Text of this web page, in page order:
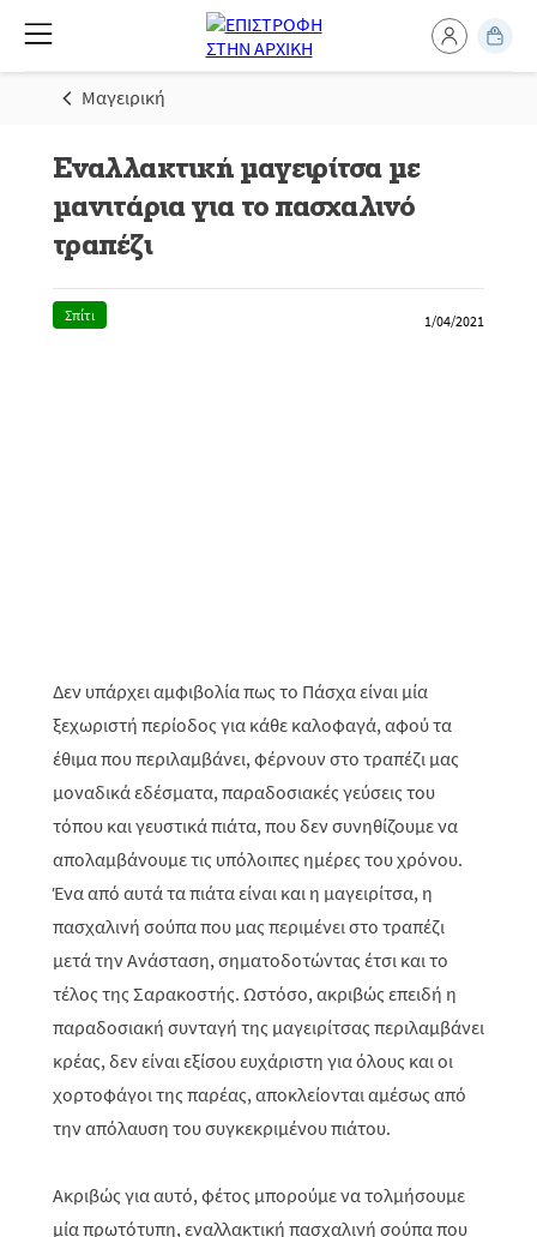
Μαγειρική
Εναλλακτική μαγειρίτσα με
μανιτάρια για το πασχαλινό
τραπέζι
Σπίτι 1/04/2021
Δεν υπάρχει αμφιβολία πως το Πάσχα είναι μία
ξεχωριστή περίοδος για κάθε καλοφαγά, αφού τα
έθιμα που περιλαμβάνει, φέρνουν στο τραπέζι μας
μοναδικά εδέσματα, παραδοσιακές γεύσεις του
τόπου και γευστικά πιάτα, που δεν συνηθίζουμε να
απολαμβάνουμε τις υπόλοιπες ημέρες του χρόνου.
Ένα από αυτά τα πιάτα είναι και η μαγειρίτσα, η
πασχαλινή σούπα που μας περιμένει στο τραπέζι
μετά την Ανάσταση, σηματοδοτώντας έτσι και το
τέλος της Σαρακοστής. Ωστόσο, ακριβώς επειδή η
παραδοσιακή συνταγή της μαγειρίτσας περιλαμβάνει
κρέας, δεν είναι εξίσου ευχάριστη για όλους και οι
χορτοφάγοι της παρέας, αποκλείονται αμέσως από
την απόλαυση του συγκεκριμένου πιάτου.
Ακριβώς για αυτό, φέτος μπορούμε να τολμήσουμε
μία πρωτότυπη, εναλλακτική πασχαλινή σούπα που